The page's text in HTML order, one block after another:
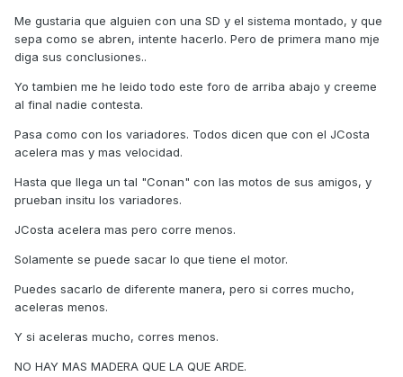
Me gustaria que alguien con una SD y el sistema montado, y que
sepa como se abren, intente hacerlo. Pero de primera mano mje
diga sus conclusiones..
Yo tambien me he leido todo este foro de arriba abajo y creeme
al final nadie contesta.
Pasa como con los variadores. Todos dicen que con el JCosta
acelera mas y mas velocidad.
Hasta que llega un tal "Conan" con las motos de sus amigos, y
prueban insitu los variadores.
JCosta acelera mas pero corre menos.
Solamente se puede sacar lo que tiene el motor.
Puedes sacarlo de diferente manera, pero si corres mucho,
aceleras menos.
Y si aceleras mucho, corres menos.
NO HAY MAS MADERA QUE LA QUE ARDE.